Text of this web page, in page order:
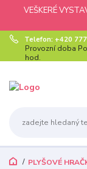
VEŠKERÉ
Telefon: +420
Provozní doba
hod.
PLYŠOVÉ